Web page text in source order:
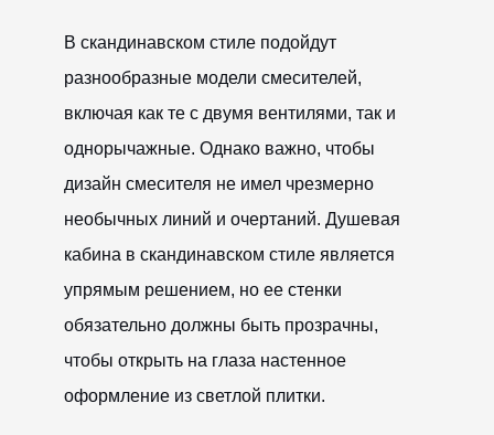
В скандинавском стиле подойдут
разнообразные модели смесителей,
включая как те с двумя вентилями, так и
однорычажные. Однако важно, чтобы
дизайн смесителя не имел чрезмерно
необычных линий и очертаний. Душевая
кабина в скандинавском стиле является
упрямым решением, но ее стенки
обязательно должны быть прозрачны,
чтобы открыть на глаза настенное
оформление из светлой плитки.